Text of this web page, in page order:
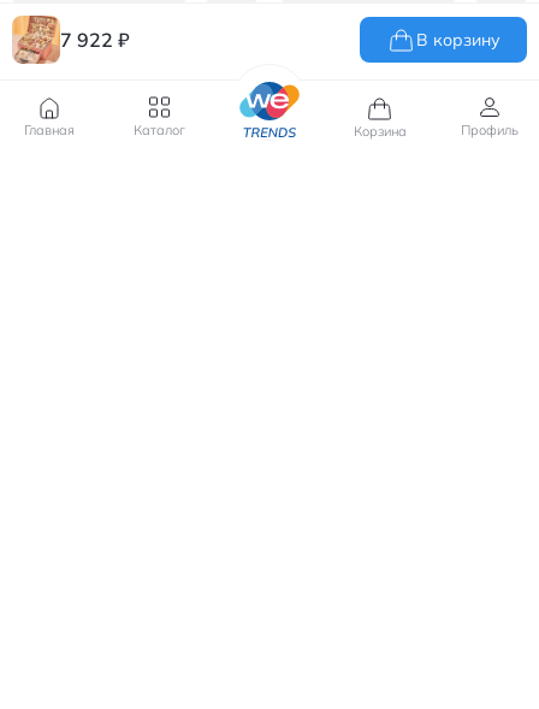
7 922 ₽ В корзину
Главная Каталог Корзина Профиль